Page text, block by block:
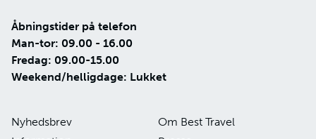
Åbningstider på telefon
Man-tor: 09.00 - 16.00
Fredag: 09.00-15.00
Weekend/helligdage: Lukket
Nyhedsbrev
Om Best Travel